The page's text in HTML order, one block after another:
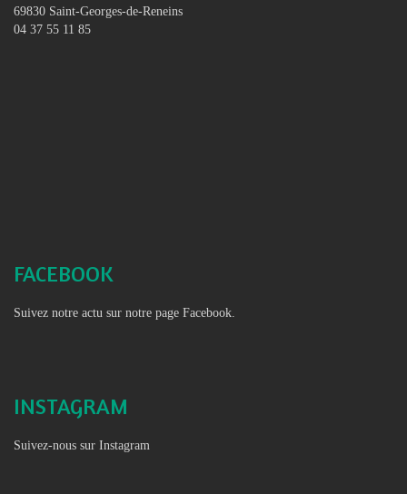
69830 Saint-Georges-de-Reneins
04 37 55 11 85
FACEBOOK
Suivez notre actu sur notre page Facebook.
INSTAGRAM
Suivez-nous sur Instagram